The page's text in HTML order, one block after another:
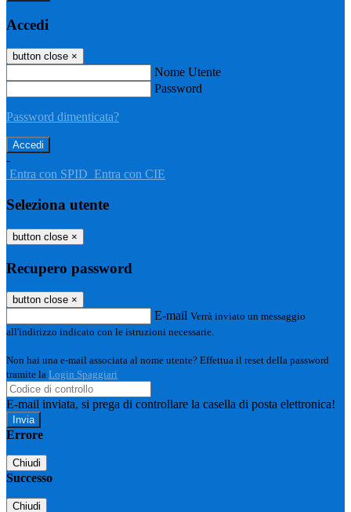
Accedi
button close ×
Nome Utente
Password
Password dimenticata?
-
Entra con SPID Entra con CIE
Seleziona utente
button close ×
Recupero password
button close ×
E-mail Verrà inviato un messaggio
all'indirizzo indicato con le istruzioni necessarie.
Non hai una e-mail associata al nome utente? Effettua il reset della password
tramite la Login Spaggiari
E-mail inviata, si prega di controllare la casella di posta elettronica!
Errore
Chiudi
Successo
Chiudi